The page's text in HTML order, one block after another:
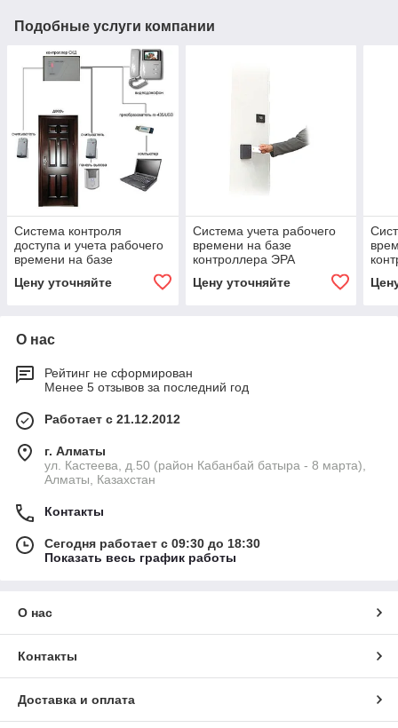
Подобные услуги компании
Система контроля
доступа и учета рабочего
времени на базе
Цену уточняйте
Система учета рабочего
времени на базе
контроллера ЭРА
Цену уточняйте
О нас
Рейтинг не сформирован
Менее 5 отзывов за последний год
Работает с 21.12.2012
г. Алматы
ул. Кастеева, д.50 (район Кабанбай батыра - 8 марта),
Алматы, Казахстан
Контакты
Сегодня работает с 09:30 до 18:30
Показать весь график работы
О нас
Контакты
Доставка и оплата